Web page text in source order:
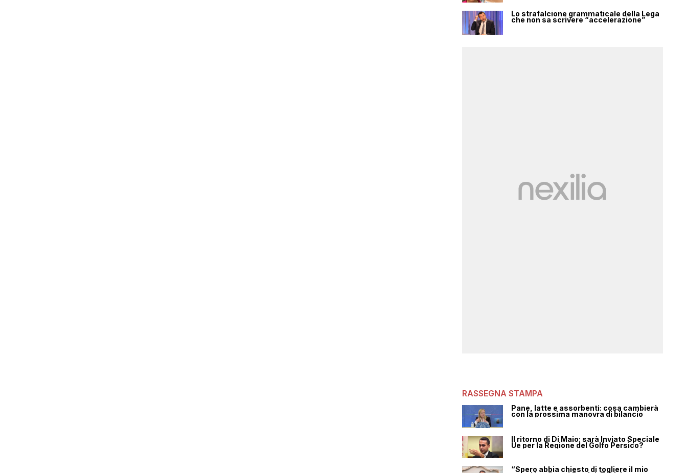
Lo strafalcione grammaticale della Lega
che non sa scrivere “accelerazione”
RASSEGNA STAMPA
Pane, latte e assorbenti: cosa cambierà
con la prossima manovra di bilancio
Il ritorno di Di Maio: sarà Inviato Speciale
Ue per la Regione del Golfo Persico?
“Spero abbia chiesto di togliere il mio